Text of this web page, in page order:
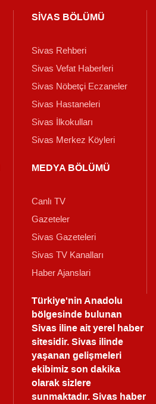
SİVAS BÖLÜMÜ
Sivas Rehberi
Sivas Vefat Haberleri
Sivas Nöbetçi Eczaneler
Sivas Hastaneleri
Sivas İlkokulları
Sivas Merkez Köyleri
MEDYA BÖLÜMÜ
Canlı TV
Gazeteler
Sivas Gazeteleri
Sivas TV Kanalları
Haber Ajanslari
Türkiye'nin Anadolu
bölgesinde bulunan
Sivas iline ait yerel haber
sitesidir. Sivas ilinde
yaşanan gelişmeleri
ekibimiz son dakika
olarak sizlere
sunmaktadır.Sivas haber